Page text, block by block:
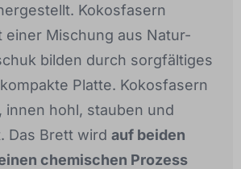
Kokosfasern
einer Mischung aus Natur-
bilden durch sorgfältiges
Platte. Kokosfasern
innen hohl, stauben und
Das Brett wird auf beiden
chemischen Prozess